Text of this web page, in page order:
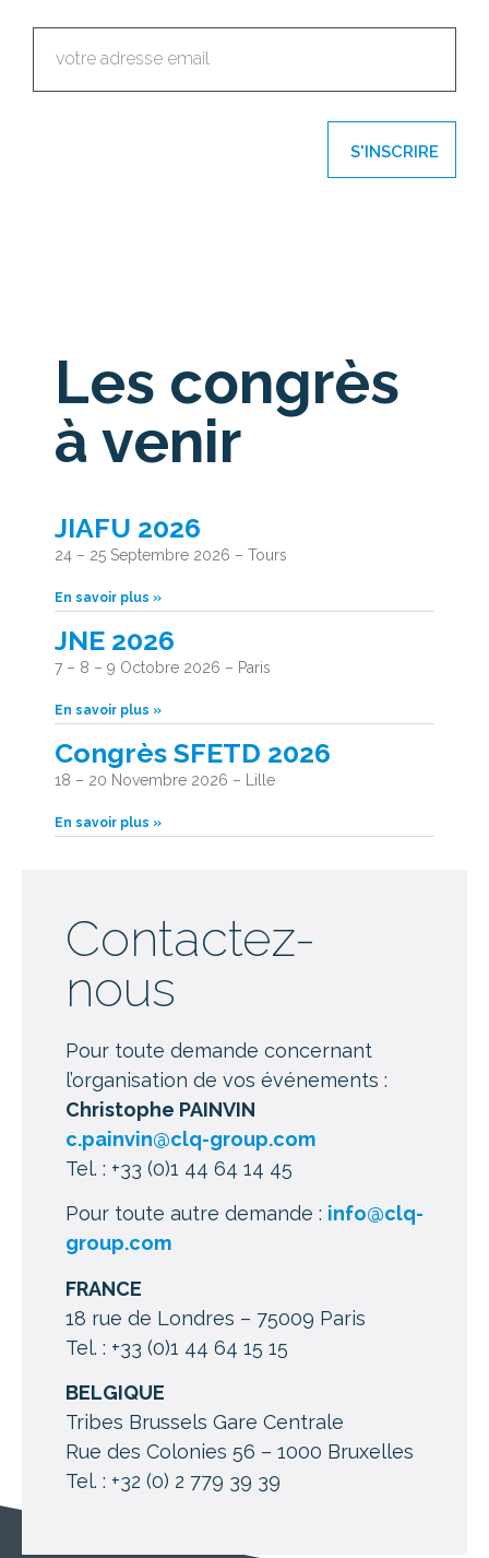
S'INSCRIRE
Les congrès
à venir
JIAFU 2026
24 – 25 Septembre 2026 – Tours
En savoir plus »
JNE 2026
7 – 8 – 9 Octobre 2026 – Paris
En savoir plus »
Congrès SFETD 2026
18 – 20 Novembre 2026 – Lille
En savoir plus »
Contactez-
nous
Pour toute demande concernant
l’organisation de vos événements :
Christophe PAINVIN
c.painvin@clq-group.com
Tel. : +33 (0)1 44 64 14 45
Pour toute autre demande : info@clq-
group.com
FRANCE
18 rue de Londres – 75009 Paris
Tel. : +33 (0)1 44 64 15 15
BELGIQUE
Tribes Brussels Gare Centrale
Rue des Colonies 56 – 1000 Bruxelles
Tel. : +32 (0) 2 779 39 39